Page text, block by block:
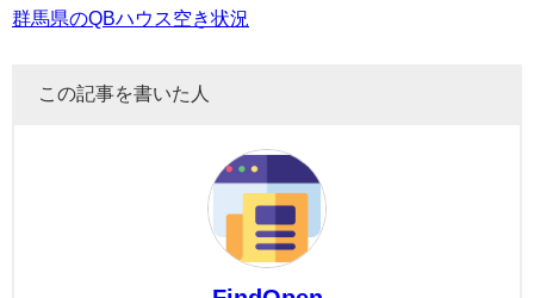
群馬県のQBハウス空き状況
この記事を書いた人